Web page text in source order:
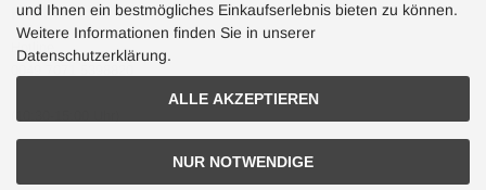
Hotline
Hotline
(10:30-15:00 Uhr)
und Ihnen ein bestmögliches Einkaufserlebnis bieten zu können.
Weitere Informationen finden Sie in unserer
Datenschutzerklärung.
ALLE AKZEPTIEREN
NUR NOTWENDIGE